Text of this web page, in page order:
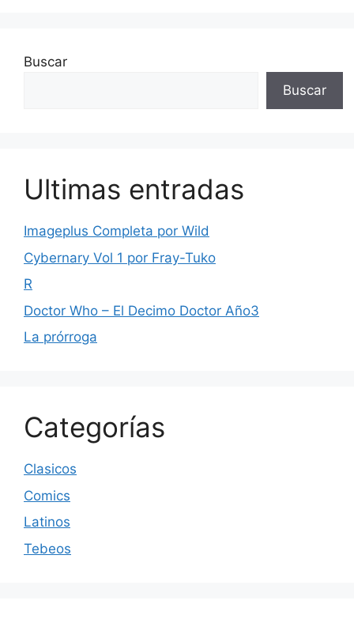
Buscar
Buscar
Ultimas entradas
Imageplus Completa por Wild
Cybernary Vol 1 por Fray-Tuko
R
Doctor Who – El Decimo Doctor Año3
La prórroga
Categorías
Clasicos
Comics
Latinos
Tebeos